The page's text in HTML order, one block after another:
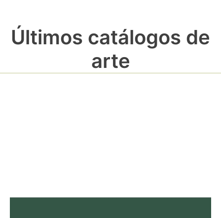
Últimos catálogos de
arte